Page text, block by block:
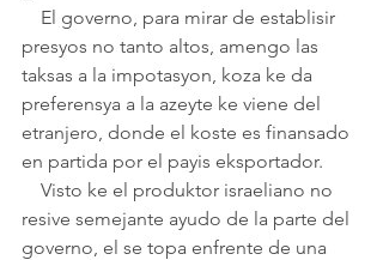
presyos no tanto altos, amengo las
taksas a la impotasyon, koza ke da
preferensya a la azeyte ke viene del
etranjero, donde el koste es finansado
en partida por el payis eksportador.
resive semejante ayudo de la parte del
governo, el se topa enfrente de una